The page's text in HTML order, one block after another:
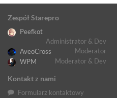
Zespół Starepro
Peefkot
Administrator & Dev
AveoCross
Moderator
WPM
Moderator & Dev
Kontakt z nami
Formularz kontaktowy